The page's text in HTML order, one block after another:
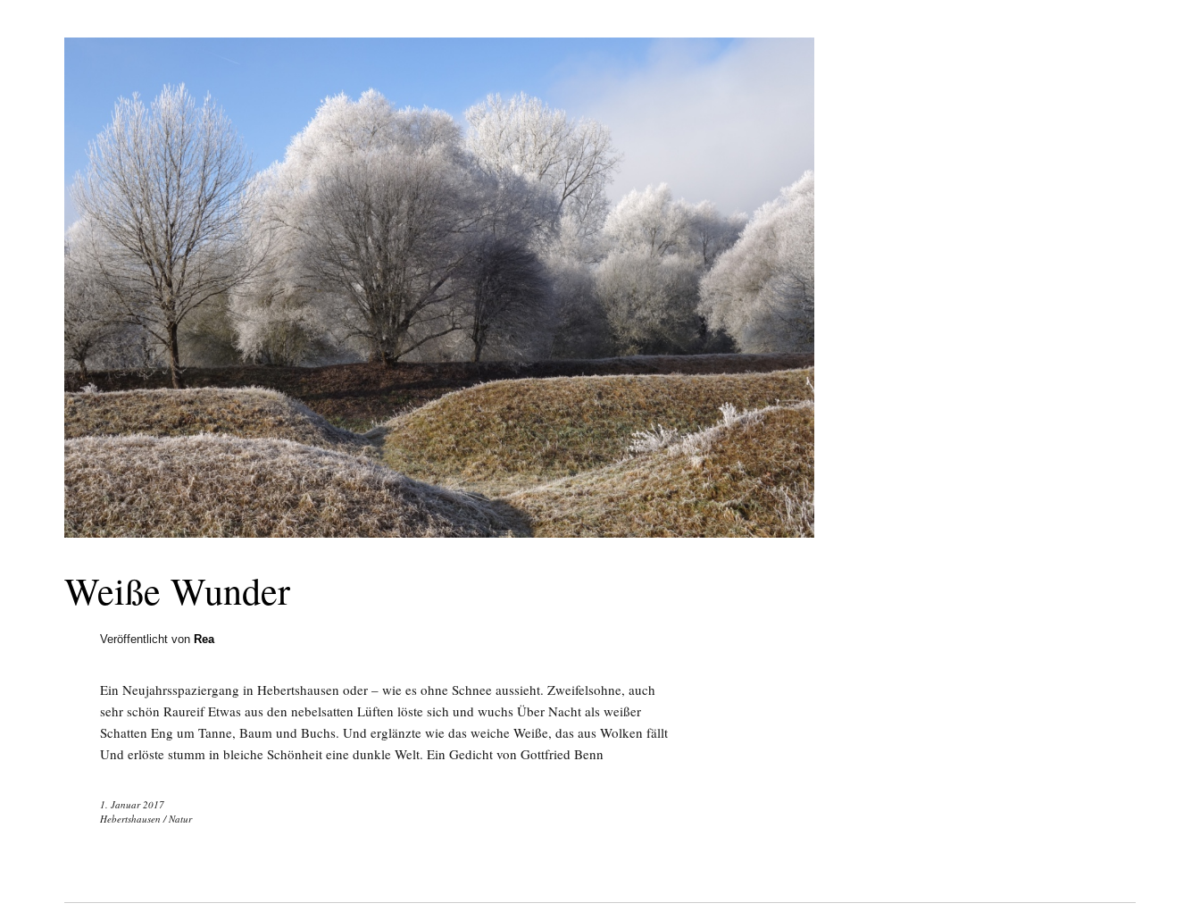
Weiße Wunder
Veröffentlicht von Rea
Ein Neujahrsspaziergang in Hebertshausen oder – wie es ohne Schnee aussieht. Zweifelsohne, auch
sehr schön Raureif Etwas aus den nebelsatten Lüften löste sich und wuchs Über Nacht als weißer
Schatten Eng um Tanne, Baum und Buchs. Und erglänzte wie das weiche Weiße, das aus Wolken fällt
Und erlöste stumm in bleiche Schönheit eine dunkle Welt. Ein Gedicht von Gottfried Benn
1. Januar 2017
Hebertshausen /Natur